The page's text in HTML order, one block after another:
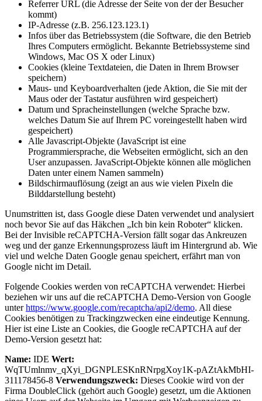
Referrer URL (die Adresse der Seite von der der Besucher
kommt)
IP-Adresse (z.B. 256.123.123.1)
Infos über das Betriebssystem (die Software, die den Betrieb
Ihres Computers ermöglicht. Bekannte Betriebssysteme sind
Windows, Mac OS X oder Linux)
Cookies (kleine Textdateien, die Daten in Ihrem Browser
speichern)
Maus- und Keyboardverhalten (jede Aktion, die Sie mit der
Maus oder der Tastatur ausführen wird gespeichert)
Datum und Spracheinstellungen (welche Sprache bzw.
welches Datum Sie auf Ihrem PC voreingestellt haben wird
gespeichert)
Alle Javascript-Objekte (JavaScript ist eine
Programmiersprache, die Webseiten ermöglicht, sich an den
User anzupassen. JavaScript-Objekte können alle möglichen
Daten unter einem Namen sammeln)
Bildschirmauflösung (zeigt an aus wie vielen Pixeln die
Bilddarstellung besteht)
Unumstritten ist, dass Google diese Daten verwendet und analysiert
noch bevor Sie auf das Häkchen „Ich bin kein Roboter“ klicken.
Bei der Invisible reCAPTCHA-Version fällt sogar das Ankreuzen
weg und der ganze Erkennungsprozess läuft im Hintergrund ab. Wie
viel und welche Daten Google genau speichert, erfährt man von
Google nicht im Detail.
Folgende Cookies werden von reCAPTCHA verwendet: Hierbei
beziehen wir uns auf die reCAPTCHA Demo-Version von Google
unterhttps://www.google.com/recaptcha/api2/demo. All diese
Cookies benötigen zu Trackingzwecken eine eindeutige Kennung.
Hier ist eine Liste an Cookies, die Google reCAPTCHA auf der
Demo-Version gesetzt hat:
Name: IDE Wert:
WqTUmlnmv_qXyi_DGNPLESKnRNrpgXoy1K-pAZtAkMbHI-
311178456-8 Verwendungszweck: Dieses Cookie wird von der
Firma DoubleClick (gehört auch Google) gesetzt, um die Aktionen